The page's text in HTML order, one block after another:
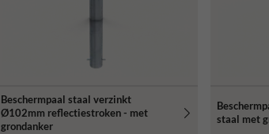
Beschermpaal staal verzinkt
Ø102mm reflectiestroken - met
grondanker
staal met